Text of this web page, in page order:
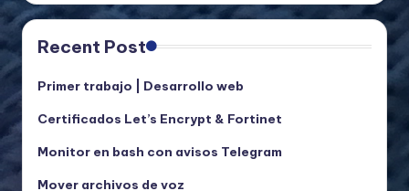
Recent Post
Primer trabajo | Desarrollo web
Certificados Let’s Encrypt & Fortinet
Monitor en bash con avisos Telegram
Mover archivos de voz